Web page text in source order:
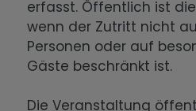
erfasst. Öffentlich ist
wenn der Zutritt nicht
Personen oder auf
Gäste beschränkt ist.
Die Veranstaltung